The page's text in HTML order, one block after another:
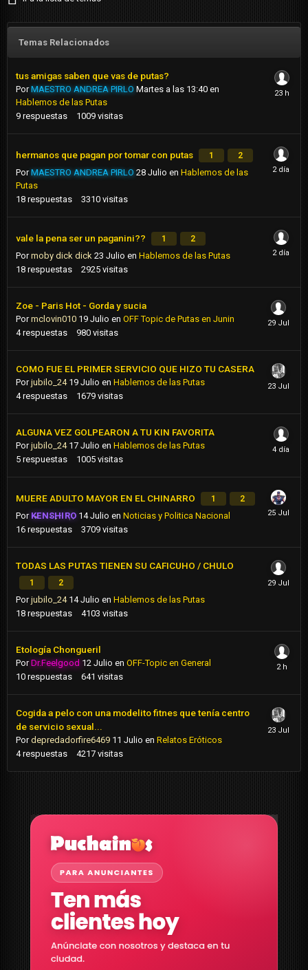
Temas Relacionados
tus amigas saben que vas de putas?
PorMAESTRO ANDREA PIRLO Martes a las 13:40 en
Hablemos de las Putas
9 respuestas 1009 visitas
hermanos que pagan por tomar con putas 1 2
PorMAESTRO ANDREA PIRLO 28 Julio en Hablemos de las
Putas
18 respuestas 3310 visitas
vale la pena ser un paganini?? 1 2
Pormoby dick dick 23 Julio en Hablemos de las Putas
18 respuestas 2925 visitas
Zoe - Paris Hot - Gorda y sucia
Pormclovin010 19 Julio en OFF Topic de Putas en Junin
4 respuestas 980 visitas
COMO FUE EL PRIMER SERVICIO QUE HIZO TU CASERA
Porjubilo_24 19 Julio en Hablemos de las Putas
4 respuestas 1679 visitas
ALGUNA VEZ GOLPEARON A TU KIN FAVORITA
Porjubilo_24 17 Julio en Hablemos de las Putas
5 respuestas 1005 visitas
MUERE ADULTO MAYOR EN EL CHINARRO 1 2
Por KENSHIRO 14 Julio enNoticias y Politica Nacional
16 respuestas 3709 visitas
TODAS LAS PUTAS TIENEN SU CAFICUHO / CHULO
1 2
Porjubilo_24 14 Julio en Hablemos de las Putas
18 respuestas 4103 visitas
Etología Chongueril
PorDr.Feelgood 12 Julio en OFF-Topic en General
10 respuestas 641 visitas
Cogida a pelo con una modelito fitnes que tenía centro
de servicio sexual...
Pordepredadorfire6469 11 Julio en Relatos Eróticos
4 respuestas 4217 visitas